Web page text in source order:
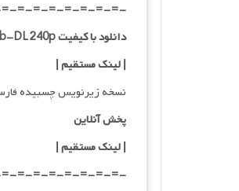
=-=-=-=-=-=-=-
دانلود با کیفیت Web-DL 240p ریلیز F2M
| لینک مستقیم|
نسخه زیرنویس چسبیده
پخش آنلاین
| لینک مستقیم|
=-=-=-=-=-=-=-